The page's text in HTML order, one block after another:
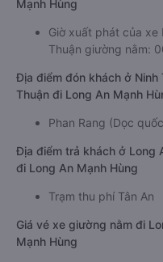
Mạnh Hùng
Giờ xuất phát của xe
Thuận giường nằm:
Địa điểm đón khách ở
Thuận đi Long An Mạnh
Phan Rang (Dọc
Địa điểm trả khách ở Long
đi Long An Mạnh Hùng
Trạm thu phí Tân An
Giá vé xe giường nằm đi
Mạnh Hùng